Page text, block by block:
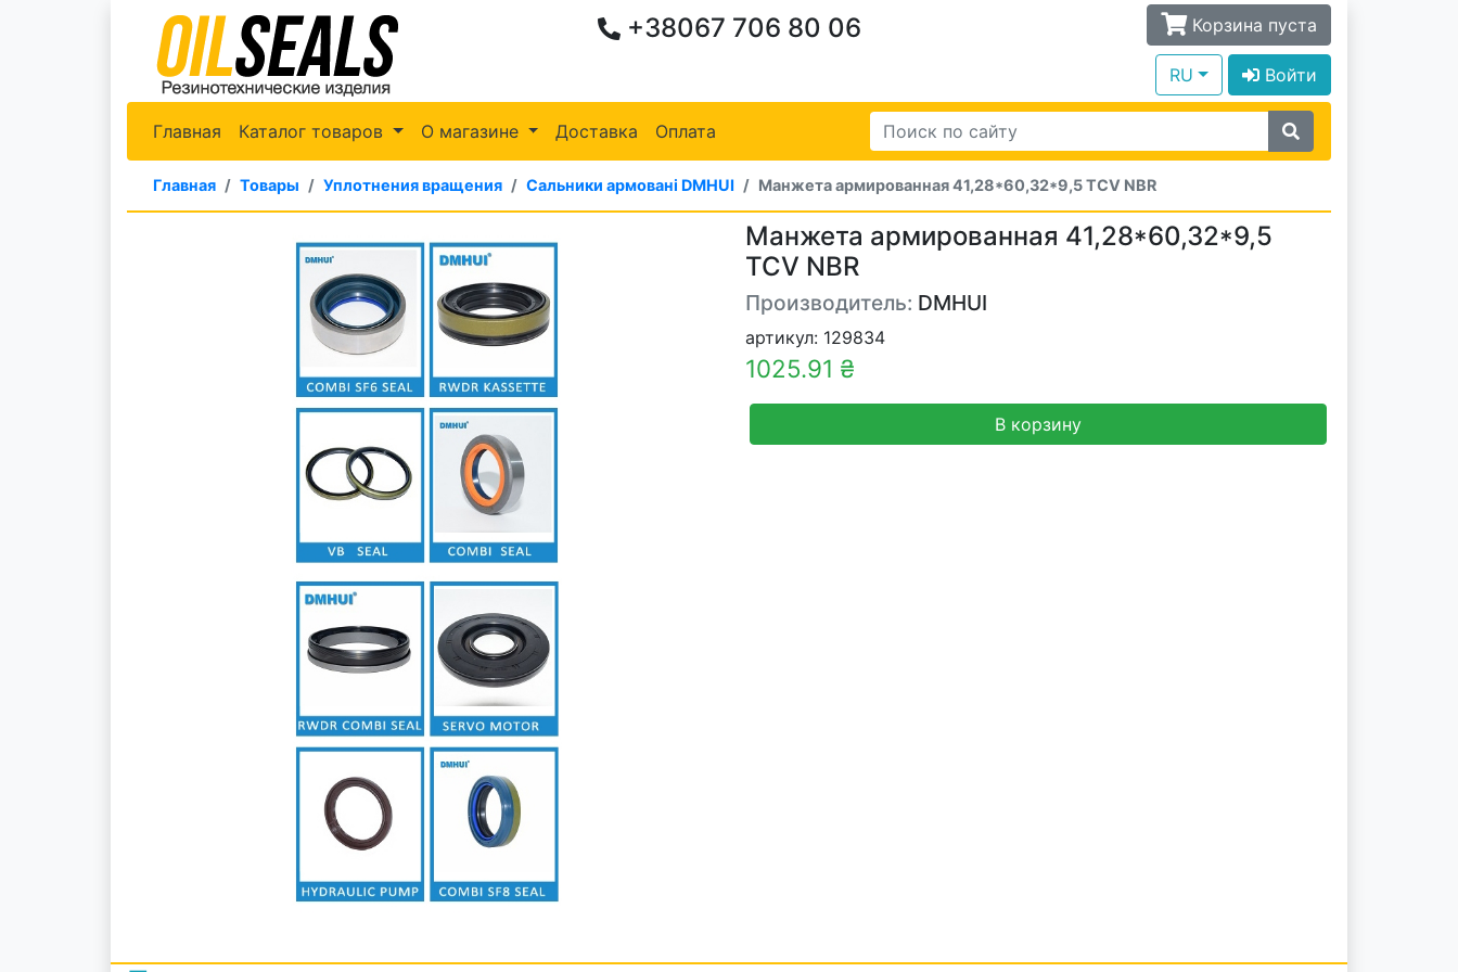
+38067 706 80 06 Корзина пуста
RU Войти
Главная Каталог товаров О магазине Доставка Оплата
Главная Товары Уплотнения вращения Сальники армовані DMHUI Манжета армированная 41,28*60,32*9,5 TCV NBR
Манжета армированная 41,28*60,32*9,5
TCV NBR
Производитель: DMHUI
артикул: 129834
1025.91 ₴
В корзину